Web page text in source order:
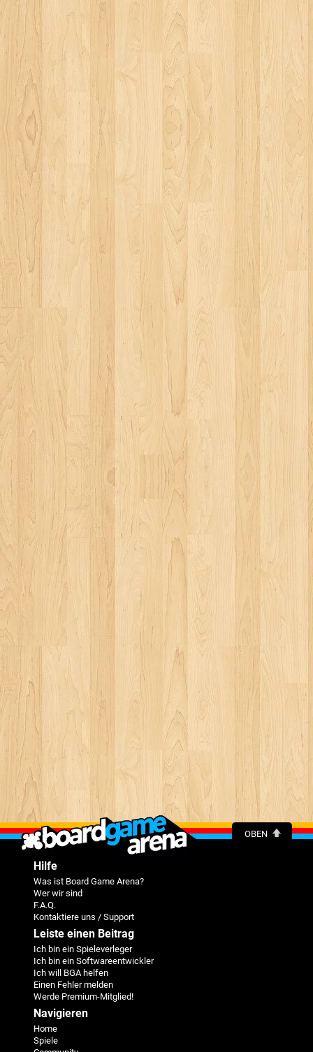
OBEN
Hilfe
Was ist Board Game Arena?
Wer wir sind
F.A.Q.
Kontaktiere uns / Support
Leiste einen Beitrag
Ich bin ein Spieleverleger
Ich bin ein Softwareentwickler
Ich will BGA helfen
Einen Fehler melden
Werde Premium-Mitglied!
Navigieren
Home
Spiele